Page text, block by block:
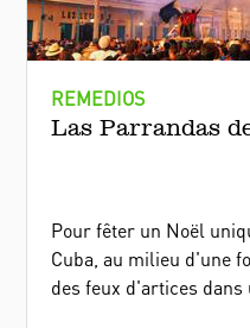
REMEDIOS
Las Parrandas
Pour fêter un Noël
Cuba, au milieu d'une
des feux d'artices dans